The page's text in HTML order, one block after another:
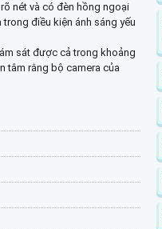
nét và có đèn hồng ngoại
điều kiện ánh sáng yếu
sát được cả trong khoảng
tâm rằng bộ camera của